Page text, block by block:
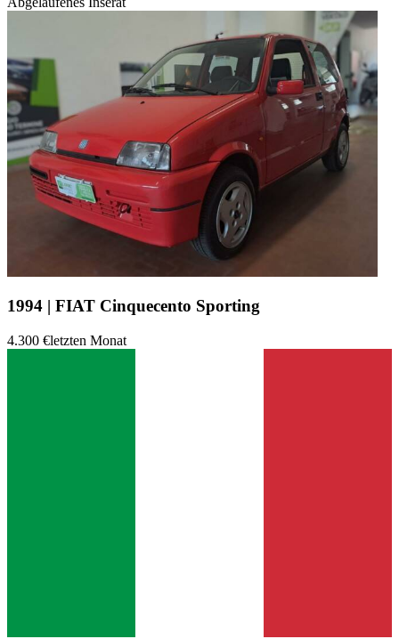
1994 | FIAT Cinquecento Sporting
4.300 €letzten Monat